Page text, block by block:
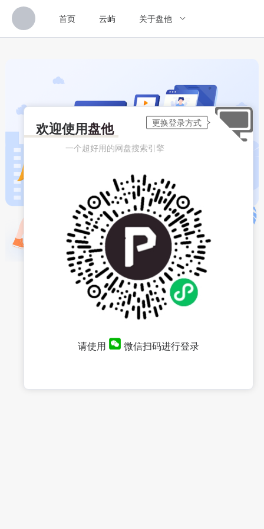
首页 云屿 关于盘他
欢迎使用盘他
一个超好用的网盘搜索引擎
请使用 微信扫码进行登录